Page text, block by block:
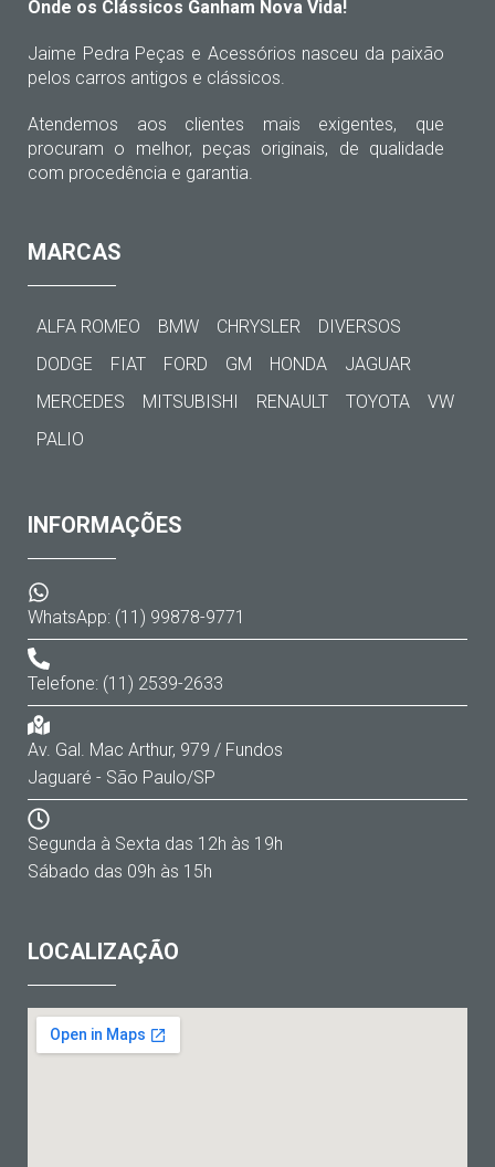
Onde os Clássicos Ganham Nova Vida!
Jaime Pedra Peças e Acessórios nasceu da paixão
pelos carros antigos e clássicos.
Atendemos aos clientes mais exigentes, que
procuram o melhor, peças originais, de qualidade
com procedência e garantia.
MARCAS
ALFA ROMEO BMW CHRYSLER
DIVERSOS
DODGE
FIAT FORD GM HONDA
JAGUAR
MERCEDES
MITSUBISHI RENAULT TOYOTA
VW
PALIO
INFORMAÇÕES
WhatsApp: (11) 99878-9771
Telefone: (11) 2539-2633
Av. Gal. Mac Arthur, 979 / Fundos
Jaguaré - São Paulo/SP
Segunda à Sexta das 12h às 19h
Sábado das 09h às 15h
LOCALIZAÇÃO